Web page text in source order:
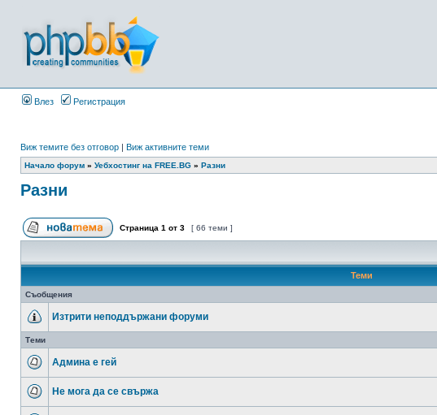
Влез Регистрация
Виж темите без отговор | Виж активните теми
Начало форум » Уебхостинг на FREE.BG » Разни
Разни
Страница 1 от 3 [ 66 теми ]
Теми
Съобщения
Изтрити неподдържани форуми
Теми
Админа е гей
Не мога да се свържа